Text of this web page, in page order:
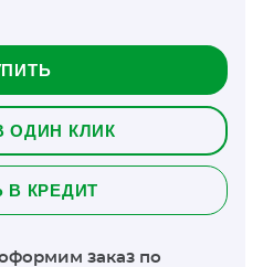
ОДИН КЛИК
В КРЕДИТ
заказ по